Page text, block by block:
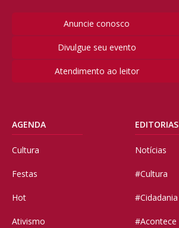
Anuncie conosco
Divulgue seu evento
Atendimento ao leitor
AGENDA
Cultura
Festas
Hot
Ativismo
EDITORIAS
Notícias
#Cultura
#Cidadania
#Acontece